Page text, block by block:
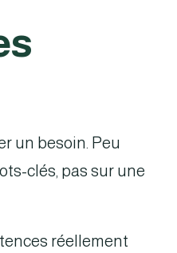
un besoin. Peu
clés, pas sur une
réellement